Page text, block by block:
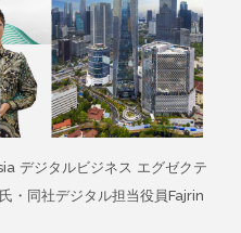
デジタルビジネス エグゼクテ
・同社デジタル担当役員Fajrin